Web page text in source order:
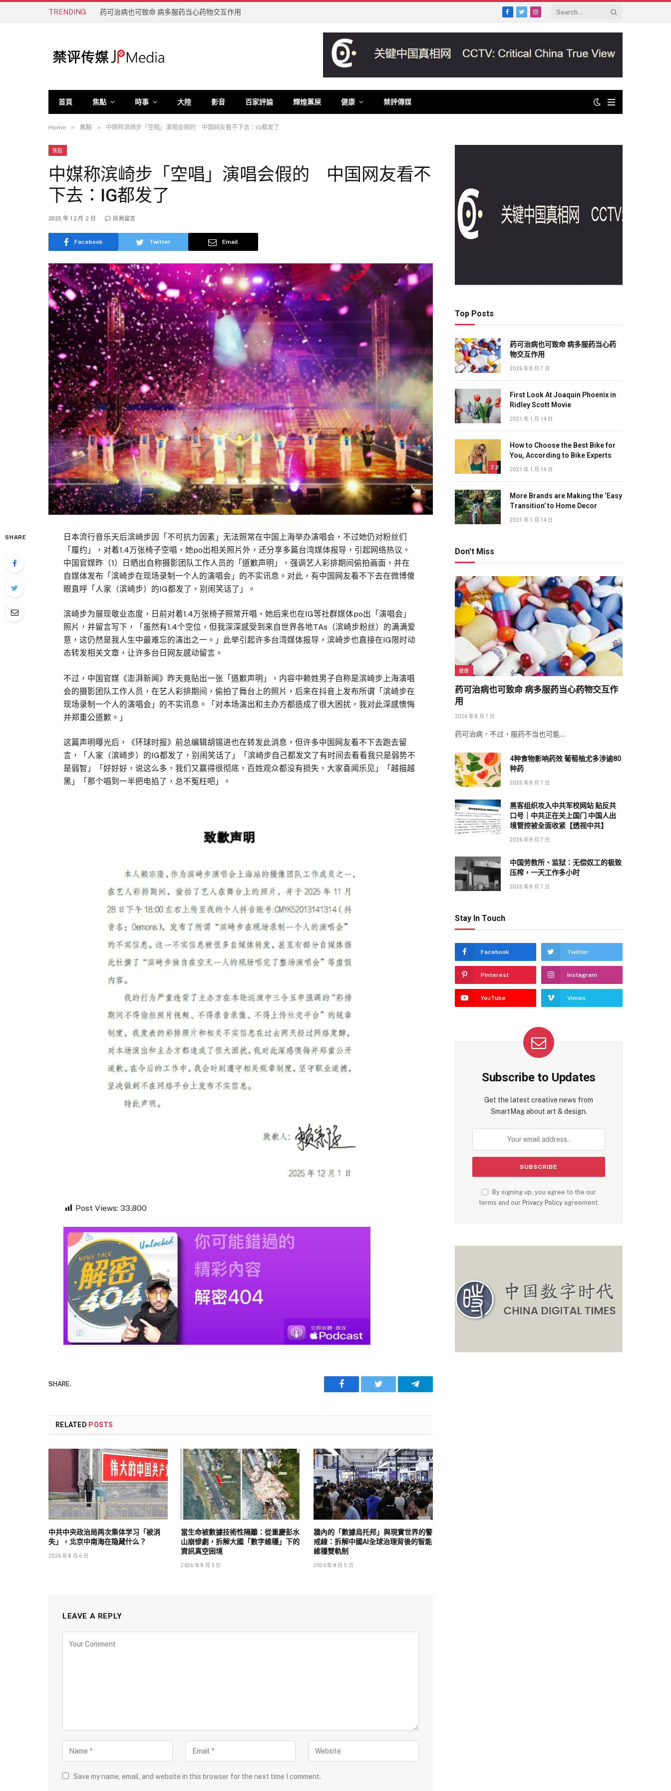
TRENDING 药可治病也可致命 病多服药当心药物交互作用
Facebook
TwitterInstagram
首頁 焦點 時事 大陸 影音 百家評論 輝煌黨屎 健康 禁評傳媒
Home » 焦點 » 中媒称滨崎步「空唱」演唱会假的 中国网友看不下去：IG都发了
焦點
中媒称滨崎步「空唱」演唱会假的 中国网友看不
下去：IG都发了
2025 年 12 月 2 日 尚無留言
Facebook Twitter Email
SHARE
日本流行音乐天后滨崎步因「不可抗力因素」无法照常在中国上海举办演唱会，不过她仍对粉丝们
「履约」，对着1.4万张椅子空唱，她po出相关照片外，还分享多篇台湾媒体报导，引起网络热议。
中国官媒昨（1）日晒出自称摄影团队工作人员的「道歉声明」，强调艺人彩排期间偷拍画面，并在
自媒体发布「滨崎步在现场录制一个人的演唱会」的不实讯息。对此，有中国网友看不下去在微博傻
眼直呼「人家（滨崎步）的IG都发了，别闹笑话了」。
滨崎步为展现敬业态度，日前对着1.4万张椅子照常开唱，她后来也在IG等社群媒体po出「演唱会」
照片，并留言写下，「虽然有1.4个空位，但我深深感受到来自世界各地TAs（滨崎步粉丝）的满满爱
意，这仍然是我人生中最难忘的演出之一。」此举引起许多台湾媒体报导，滨崎步也直接在IG限时动
态转发相关文章，让许多台日网友感动留言。
不过，中国官媒《澎湃新闻》昨天竟贴出一张「道歉声明」，内容中赖姓男子自称是滨崎步上海演唱
会的摄影团队工作人员，在艺人彩排期间，偷拍了舞台上的照片，后来在抖音上发布所谓「滨崎步在
现场录制一个人的演唱会」的不实讯息。「对本场演出和主办方都造成了很大困扰，我对此深感懊悔
并郑重公道歉。」
这篇声明曝光后，《环球时报》前总编辑胡锡进也在转发此消息，但许多中国网友看不下去跑去留
言，「人家（滨崎步）的IG都发了，别闹笑话了」「滨崎步自己都发文了有时间去看看我只是弱势不
是弱智」「好好好，说这么多，我们又赢得很彻底，百姓观众都没有损失，大家喜闻乐见」「越描越
黑」「那个唱到一半把电掐了，总不冤枉吧」。
Post Views: 33,800
SHARE.
Facebook Twitter Telegram
RELATED POSTS
中共中央政治局两次集体学习「被消
失」，北京中南海在隐藏什么？
2026 年 8 月 6 日
當生命被數據技術性隔離：從重慶彭水
山崩慘劇，拆解大國「數字維穩」下的
資訊真空困境
2026 年 8 月 5 日
牆內的「數據烏托邦」與現實世界的警
戒線：拆解中國AI全球治理背後的智能
維穩雙軌制
2026 年 8 月 5 日
LEAVE A REPLY
Save my name, email, and website in this browser for the next time I comment.
Top Posts
药可治病也可致命 病多服药当心药
物交互作用
2026 年 8 月 7 日
First Look At Joaquin Phoenix in
Ridley Scott Movie
2021 年 1 月 14 日
7.2
How to Choose the Best Bike for
You, According to Bike Experts
2021 年 1 月 14 日
More Brands are Making the ‘Easy
Transition’ to Home Decor
2021 年 1 月 14 日
Don't Miss
健康
药可治病也可致命 病多服药当心药物交互作
用
2026 年 8 月 7 日
药可治病，不过，服药不当也可能…
4种食物影响药效 葡萄柚尤多涉逾80
种药
2026 年 8 月 7 日
黑客组织攻入中共军校网站 贴反共
口号｜中共正在关上国门 中国人出
境管控被全面收紧【透视中共】
2026 年 8 月 7 日
中国劳教所、监狱：无偿奴工的极致
压榨，一天工作多小时
2026 年 8 月 7 日
Stay In Touch
Facebook Twitter
Pinterest Instagram
YouTube Vimeo
Subscribe to Updates
Get the latest creative news from
SmartMag about art & design.
By signing up, you agree to the our
terms and our Privacy Policyagreement.